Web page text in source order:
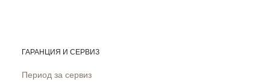
ГАРАНЦИЯ И СЕРВИЗ
Период за сервиз